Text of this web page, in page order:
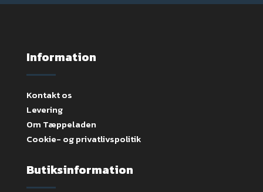
Information
Kontakt os
Levering
Om Tæppeladen
Cookie- og privatlivspolitik
Butiksinformation